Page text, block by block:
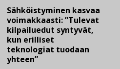
Sähköistyminen kasvaa
voimakkaasti: ”Tulevat
kilpailuedut syntyvät,
kun erilliset
teknologiat tuodaan
yhteen”